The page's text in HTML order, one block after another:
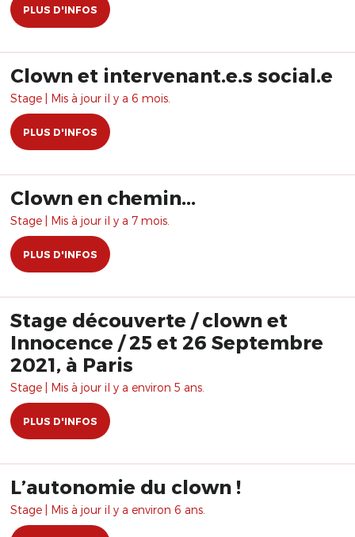
PLUS D'INFOS
Clown et intervenant.e.s social.e
Stage | Mis à jour il y a 6 mois.
PLUS D'INFOS
Clown en chemin...
Stage | Mis à jour il y a 7 mois.
PLUS D'INFOS
Stage découverte / clown et
Innocence / 25 et 26 Septembre
2021, à Paris
Stage | Mis à jour il y a environ 5 ans.
PLUS D'INFOS
L’autonomie du clown !
Stage | Mis à jour il y a environ 6 ans.